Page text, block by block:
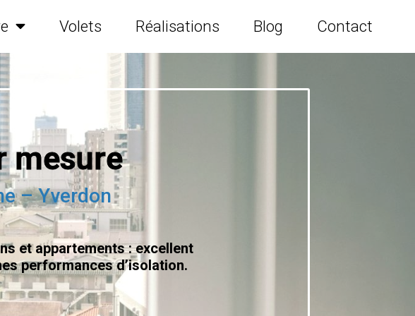
Volets Réalisations Blog Contact
mesure
– Yverdon
et appartements : excellent
performances d’isolation.